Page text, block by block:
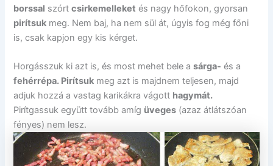
borssal szórtcsirkemelleket és nagy hőfokon, gyorsan
pirítsuk meg. Nem baj, ha nem sül át, úgyis fog még főni
is, csak kapjon egy kis kérget.
Horgásszuk ki azt is, és most mehet bele asárga- és a
fehérrépa. Pirítsuk meg azt is majdnem teljesen, majd
adjuk hozzá a vastag karikákra vágott hagymát.
Pirítgassuk együtt tovább amíg üveges (azaz átlátszóan
fényes) nem lesz.